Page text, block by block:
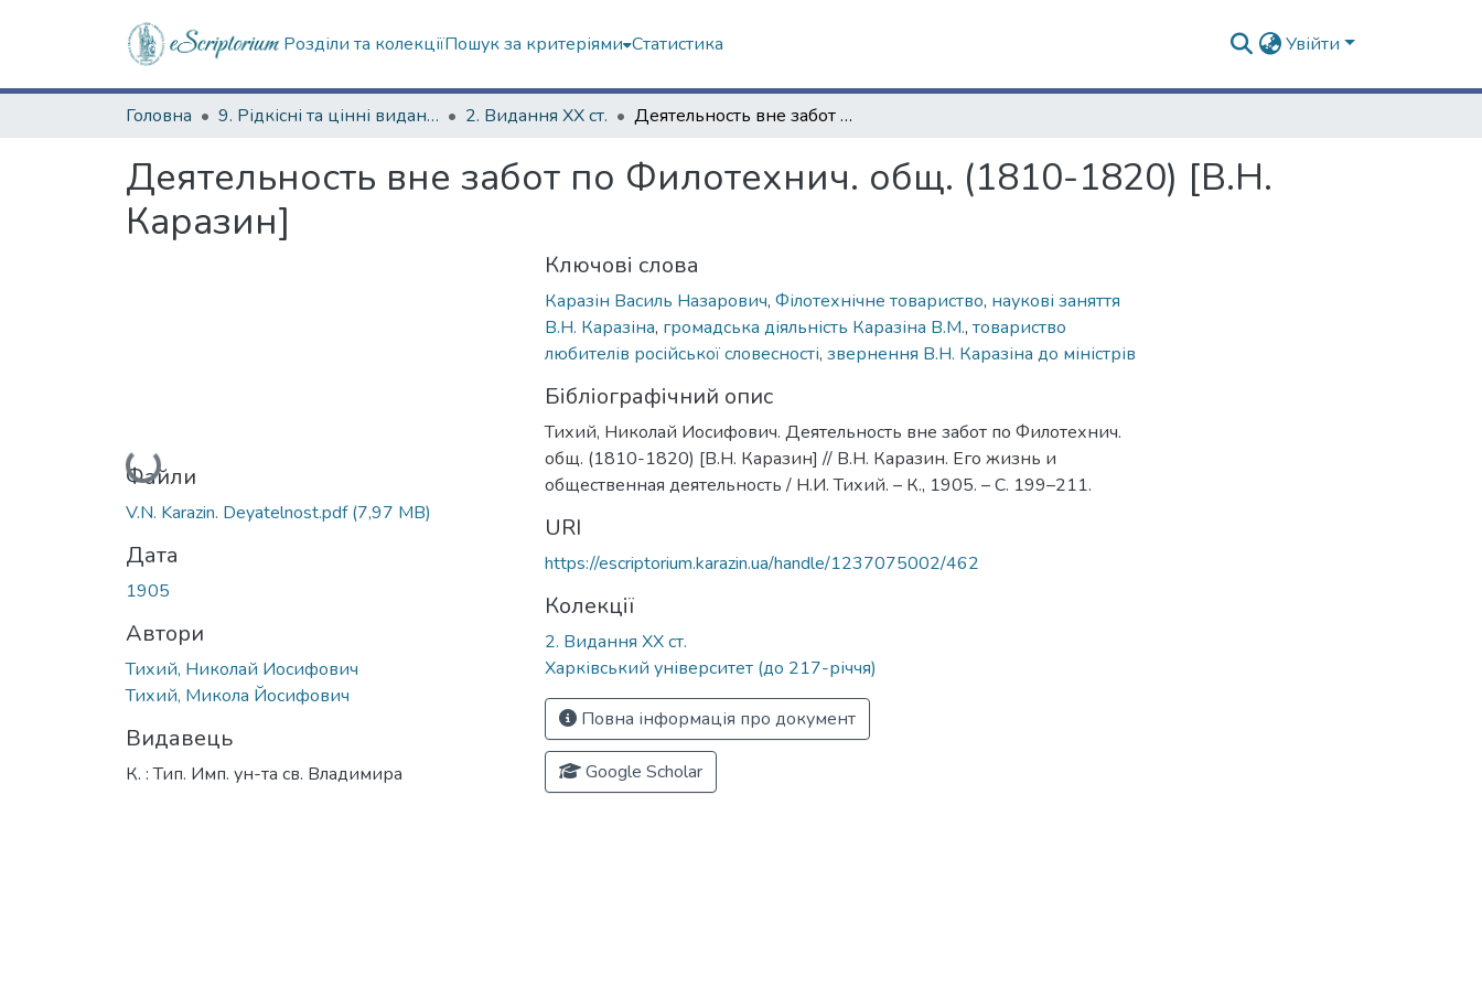
Розділи та колекціїПошук за критеріями Статистика Увійти
Головна 9. Рідкісні та цінні видання 2. Видання ХХ ст. Деятельность вне забот по Филотехнич. общ. (1810-1820) [В.Н. Каразин]
Деятельность вне забот по Филотехнич. общ. (1810-1820) [В.Н.
Каразин]
Вантажиться...
Файли
V.N. Karazin. Deyatelnost.pdf(7,97 MB)
Дата
1905
Автори
Тихий, Николай Иосифович
Тихий, Микола Йосифович
Видавець
К. : Тип. Имп. ун-та св. Владимира
Ключові слова
Каразін Василь Назарович, Філотехнічне товариство, наукові заняття
В.Н. Каразіна, громадська діяльність Каразіна В.М., товариство
любителів російської словесності, звернення В.Н. Каразіна до міністрів
Бібліографічний опис
Тихий, Николай Иосифович. Деятельность вне забот по Филотехнич.
общ. (1810-1820) [В.Н. Каразин] // В.Н. Каразин. Его жизнь и
общественная деятельность / Н.И. Тихий. – К., 1905. – С. 199–211.
URI
https://escriptorium.karazin.ua/handle/1237075002/462
Колекції
2. Видання ХХ ст.
Харківський університет (до 217-річчя)
Повна інформація про документ
Google Scholar